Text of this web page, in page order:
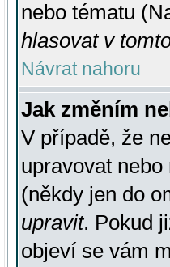
nebo tématu
hlasovat v
Návrat nahoru
Jak změním
V případě, že
upravovat
(někdy jen do
upravit. Pokud
objeví se vám